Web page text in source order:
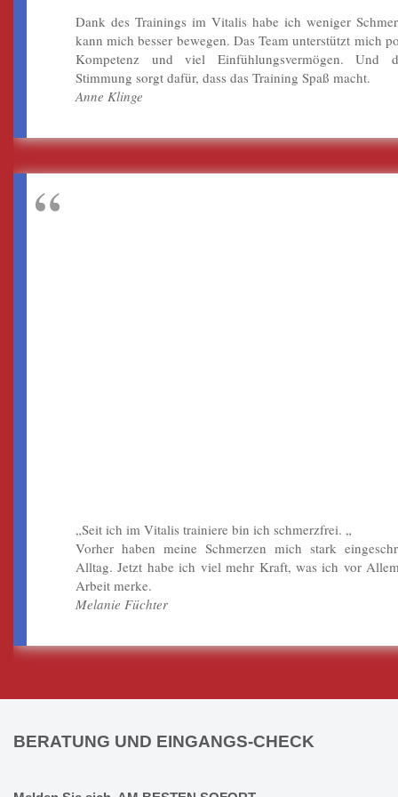
Dank des Trainings im Vitalis habe ich weniger
kann mich besser bewegen. Das Team unterstützt mich
Kompetenz und viel Einfühlungsvermögen. Und
Stimmung sorgt dafür, dass das Training Spaß macht.
Anne Klinge
„Seit ich im Vitalis trainiere bin ich schmerzfrei. „
Vorher haben meine Schmerzen mich stark
Alltag. Jetzt habe ich viel mehr Kraft, was ich vor
Arbeit merke.
Melanie Füchter
BERATUNG UND EINGANGS-CHECK